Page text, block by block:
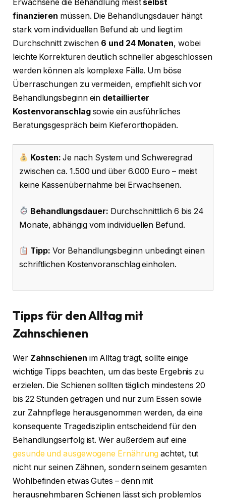
Erwachsene die Behandlung meist selbst
finanzieren müssen. Die Behandlungsdauer hängt
stark vom individuellen Befund ab und liegt im
Durchschnitt zwischen 6 und 24 Monaten, wobei
leichte Korrekturen deutlich schneller abgeschlossen
werden können als komplexe Fälle. Um böse
Überraschungen zu vermeiden, empfiehlt sich vor
Behandlungsbeginn ein detaillierter
Kostenvoranschlagsowie ein ausführliches
Beratungsgespräch beim Kieferorthopäden.
Kosten: Je nach System und Schweregrad
zwischen ca. 1.500 und über 6.000 Euro – meist
keine Kassenübernahme bei Erwachsenen.
Behandlungsdauer: Durchschnittlich 6 bis 24
Monate, abhängig vom individuellen Befund.
Tipp: Vor Behandlungsbeginn unbedingt einen
schriftlichen Kostenvoranschlag einholen.
Tipps für den Alltag mit
Zahnschienen
Wer Zahnschienen im Alltag trägt, sollte einige
wichtige Tipps beachten, um das beste Ergebnis zu
erzielen. Die Schienen sollten täglich mindestens 20
bis 22 Stunden getragen und nur zum Essen sowie
zur Zahnpflege herausgenommen werden, da eine
konsequente Tragedisziplin entscheidend für den
Behandlungserfolg ist. Wer außerdem auf eine
gesunde und ausgewogene Ernährung achtet, tut
nicht nur seinen Zähnen, sondern seinem gesamten
Wohlbefinden etwas Gutes – denn mit
herausnehmbaren Schienen lässt sich problemlos